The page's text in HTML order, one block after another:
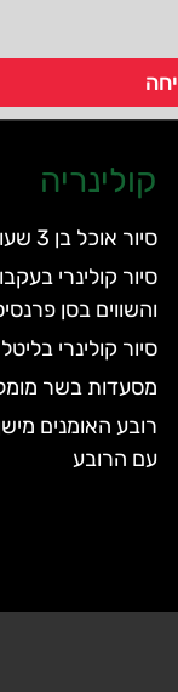
קולינריה
סיור אוכל בן 3 שעות בצפון ברקלי
סיור קולינרי
והשווים בסן
סיור קולינרי
מסעדות בשר
רובע האומנים
עם הרובע